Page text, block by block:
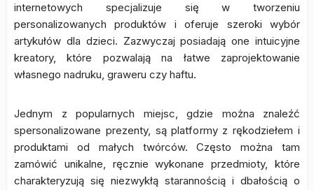
internetowych specjalizuje się w tworzeniu
personalizowanych produktów i oferuje szeroki wybór
artykułów dla dzieci. Zazwyczaj posiadają one intuicyjne
kreatory, które pozwalają na łatwe zaprojektowanie
własnego nadruku, graweru czy haftu.
Jednym z popularnych miejsc, gdzie można znaleźć
spersonalizowane prezenty, są platformy z rękodziełem i
produktami od małych twórców. Często można tam
zamówić unikalne, ręcznie wykonane przedmioty, które
charakteryzują się niezwykłą starannością i dbałością o